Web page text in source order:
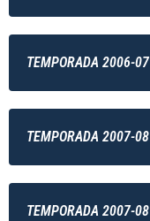
TEMPORADA 2006-07
TEMPORADA 2007-08
TEMPORADA 2007-08